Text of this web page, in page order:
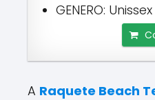
GENERO: Unissex
A Raquete Beach